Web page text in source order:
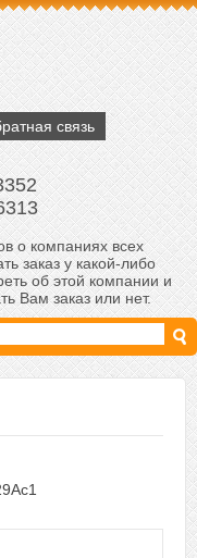
связь
о компаниях всех
заказ у какой-либо
об этой компании и
Вам заказ или нет.